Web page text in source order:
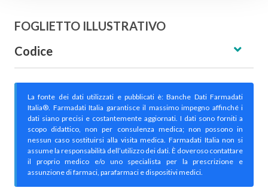
FOGLIETTO ILLUSTRATIVO
Codice
La fonte dei dati utilizzati e pubblicati è: Banche Dati Farmadati
Italia®. Farmadati Italia garantisce il massimo impegno affinché i
dati siano precisi e costantemente aggiornati. I dati sono forniti a
scopo didattico, non per consulenza medica; non possono in
nessun caso sostituirsi alla visita medica. Farmadati Italia non si
assume la responsabilità dell’utilizzo dei dati. È doveroso contattare
il proprio medico e/o uno specialista per la prescrizione e
assunzione di farmaci, parafarmaci e dispositivi medici.